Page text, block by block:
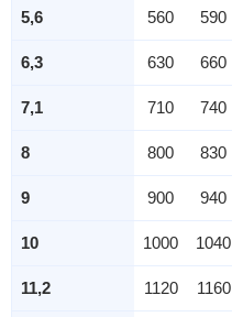
5,6 560 590
6,3 630 660
7,1 710 740
8 800 830
9 900 940
10 1000 1040
11,2 1120 1160